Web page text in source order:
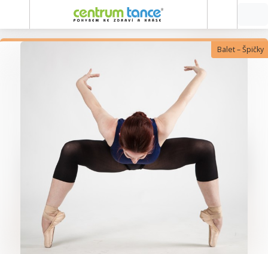
Balet – Špičky